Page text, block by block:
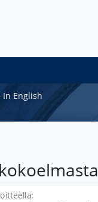
In English